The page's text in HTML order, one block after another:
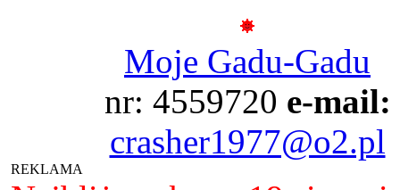
Moje Gadu-Gadu
nr: 4559720 e-mail:
crasher1977@o2.pl
REKLAMA